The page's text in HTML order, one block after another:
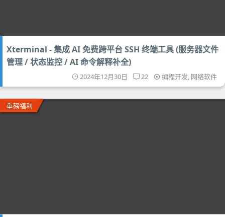
Xterminal - 集成 AI 免费跨平台 SSH 终端工具 (服务器文件
管理 / 状态监控 / AI 命令解释补全)
2024年12月30日 22 编程开发, 网络软件
重磅福利